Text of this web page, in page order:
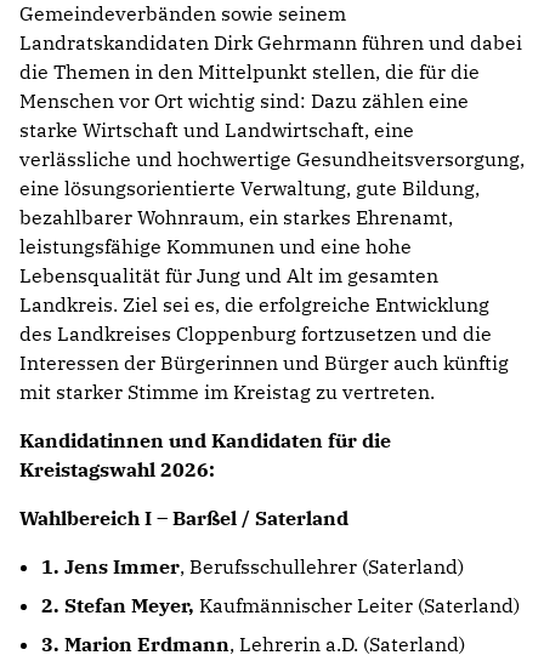
Gemeindeverbänden sowie seinem
Landratskandidaten Dirk Gehrmann führen und dabei
die Themen in den Mittelpunkt stellen, die für die
Menschen vor Ort wichtig sind: Dazu zählen eine
starke Wirtschaft und Landwirtschaft, eine
verlässliche und hochwertige Gesundheitsversorgung,
eine lösungsorientierte Verwaltung, gute Bildung,
bezahlbarer Wohnraum, ein starkes Ehrenamt,
leistungsfähige Kommunen und eine hohe
Lebensqualität für Jung und Alt im gesamten
Landkreis. Ziel sei es, die erfolgreiche Entwicklung
des Landkreises Cloppenburg fortzusetzen und die
Interessen der Bürgerinnen und Bürger auch künftig
mit starker Stimme im Kreistag zu vertreten.
Kandidatinnen und Kandidaten für die
Kreistagswahl 2026:
Wahlbereich I – Barßel / Saterland
1. Jens Immer, Berufsschullehrer (Saterland)
2. Stefan Meyer, Kaufmännischer Leiter (Saterland)
3. Marion Erdmann, Lehrerin a.D. (Saterland)